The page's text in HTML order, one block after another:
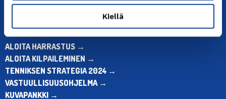
Kiellä
sähköpostitse: toimisto@tennis.fi
KAIKKI YHTEYSTIEDOT →
ALOITA HARRASTUS →
ALOITA KILPAILEMINEN →
TENNIKSEN STRATEGIA 2024 →
VASTUULLISUUSOHJELMA →
KUVAPANKKI →